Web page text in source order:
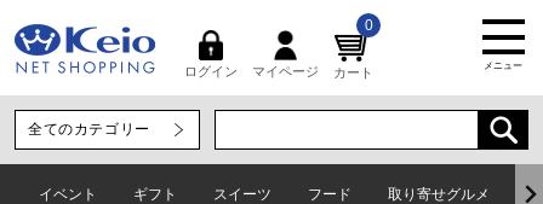
ログイン マイページ カート
0
メニュー
イベント ギフト スイーツ フード 取り寄せグルメ